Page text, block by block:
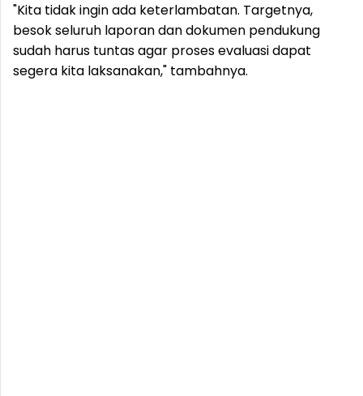
"Kita tidak ingin ada keterlambatan. Targetnya,
besok seluruh laporan dan dokumen pendukung
sudah harus tuntas agar proses evaluasi dapat
segera kita laksanakan," tambahnya.